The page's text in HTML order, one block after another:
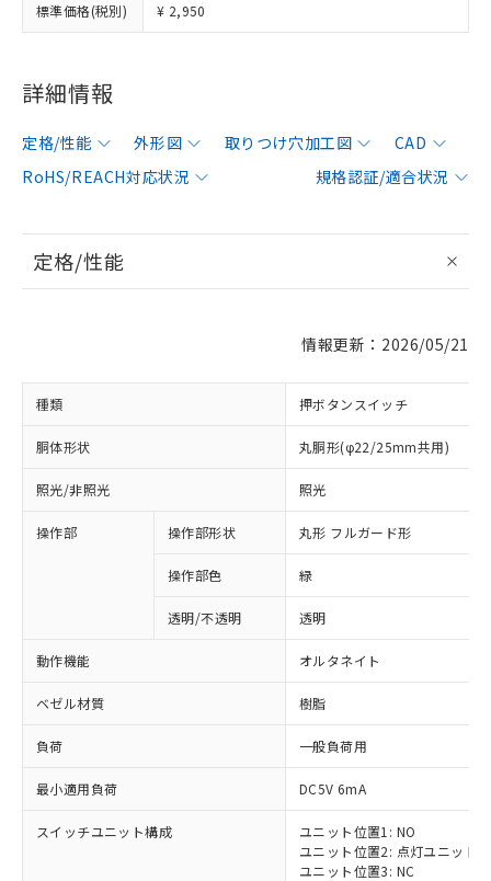
標準価格(税別) ¥ 2,950
詳細情報
定格/性能 外形図 取りつけ穴加工図
CAD
RoHS/REACH対応状況
規格認証/適合状況
定格/性能
情報更新：2026/05/21
種類 押ボタンスイッチ
胴体形状 丸胴形(φ22/25mm共用)
照光/非照光 照光
操作部 操作部形状 丸形 フルガード形
操作部色 緑
透明/不透明 透明
動作機能 オルタネイト
ベゼル材質 樹脂
負荷 一般負荷用
最小適用負荷 DC5V 6mA
スイッチユニット構成
ユニット位置1: NO
ユニット位置2: 点灯ユニット
ユニット位置3: NC